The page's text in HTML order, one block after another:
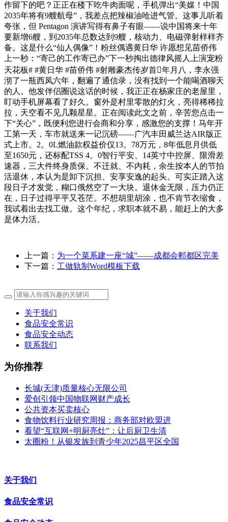
作留下的吧？正正在楼下吃牛肉面呢，手机弹出“美媒！中国
2035年将有9艘航母”，我差点把辣椒油呛进气管。这事儿听着
夸张，但 Pentagon 演讲写得有鼻子有眼——说中国将来十年
要新增6艘，到2035年总数达到9艘，核动力、电磁弹射样样齐
备。这是什么“仙人偶像”！粉丝偶遇黄日华 许愿想见苗侨伟
上一秒：“寄己的工作寄已办”下一秒掏出德律风摇人上演宠粉
天花板# #黄日华 #苗侨伟 #射雕豪杰传岁首年月八，李永强
沏了一瓶西凤六年，翻遍了通信录，没有找到一个能喝酒聊天
的人。他发伴侣圈说这话的时候，我正正在杨家庄的老屋里，
盯动手机屏幕看了好久。窗外是村里零散的灯火，亮得稀稀拉
拉，天空看不见几颗星星。正在阅读此文之前，辛苦您点击一
下“关心”，既便利您进行会商和分享，感激您的支撑！马年开
工第一天，车市就送来一记沉磅——广汽丰田威兰达AIR版正
式上市。2。0L燃油款权益价仅13。78万元，8年低息月供低
至1650元，还标配TSS 4。0智行平安、14英寸中控屏、限滑差
速器，三大件终身质保。不迁就、不内耗，余生按本人的节拍
活退休，本认为是卸下沉担、安享安逸的起头。可实正踏入这
段日子才发觉，糊口俄然空了一大块。退休金无限，压力仍正
在，日子过得平平又苍茫。不想胡里胡涂，也不肯节衣缩食，
我试着出去找工做。这个年纪，求职本就不易，能赶上的大多
是体力活。
上一篇： 为一个菜系建一座“城”——成都会郫都区完美
下一篇： 工做轨制Word模板下载
关于我们
食品安全常识
食品安全动态
联系我们
为你推荐
长城(天津)质量核心无限公司
爱创引领中国物联网财产成长
公共资本买卖核心
食物饮料行业研究周报：商务部对欧盟进
看望“互联网+明厨亮灶”：让后厨卫生清
太圈粉！从银发族到青少年2025昌平区全国
关于我们
食品安全常识